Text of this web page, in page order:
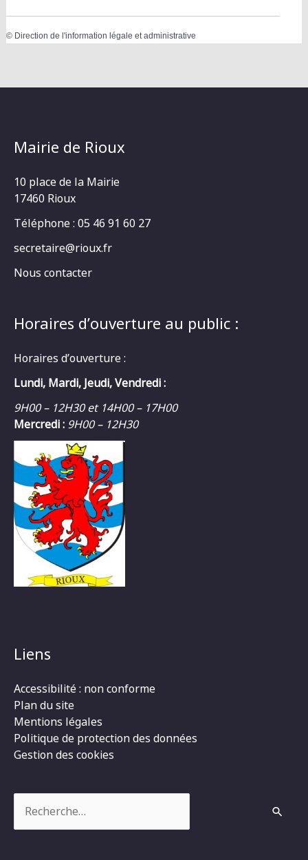
© Direction de l'information légale et administrative
Mairie de Rioux
10 place de la Mairie
17460 Rioux
Téléphone : 05 46 91 60 27
secretaire@rioux.fr
Nous contacter
Horaires d’ouverture au public :
Horaires d’ouverture :
Lundi, Mardi, Jeudi, Vendredi :
9H00 – 12H30 et 14H00 – 17H00
Mercredi : 9H00 – 12H30
Liens
Accessibilité : non conforme
Plan du site
Mentions légales
Politique de protection des données
Gestion des cookies